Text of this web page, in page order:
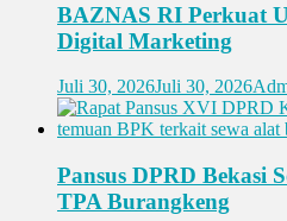
BAZNAS RI Perkuat
Digital Marketing
Juli 30, 2026Juli 30, 2026
Pansus DPRD Bekasi
TPA Burangkeng